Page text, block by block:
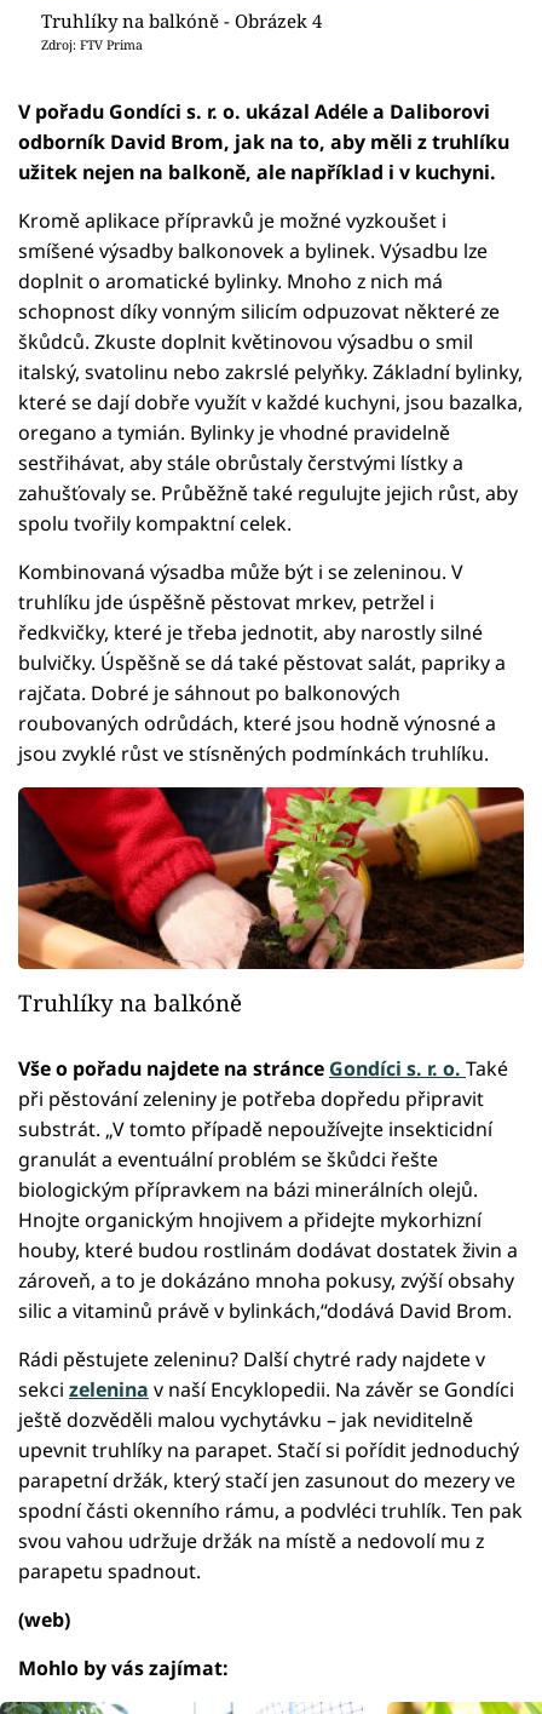
Truhlíky na balkóně - Obrázek 4
Zdroj: FTV Prima
V pořadu Gondíci s. r. o. ukázal Adéle a Daliborovi
odborník David Brom, jak na to, aby měli z truhlíku
užitek nejen na balkoně, ale například i v kuchyni.
Kromě aplikace přípravků je možné vyzkoušet i
smíšené výsadby balkonovek a bylinek. Výsadbu lze
doplnit o aromatické bylinky. Mnoho z nich má
schopnost díky vonným silicím odpuzovat některé ze
škůdců. Zkuste doplnit květinovou výsadbu o smil
italský, svatolinu nebo zakrslé pelyňky. Základní bylinky,
které se dají dobře využít v každé kuchyni, jsou bazalka,
oregano a tymián. Bylinky je vhodné pravidelně
sestřihávat, aby stále obrůstaly čerstvými lístky a
zahušťovaly se. Průběžně také regulujte jejich růst, aby
spolu tvořily kompaktní celek.
Kombinovaná výsadba může být i se zeleninou. V
truhlíku jde úspěšně pěstovat mrkev, petržel i
ředkvičky, které je třeba jednotit, aby narostly silné
bulvičky. Úspěšně se dá také pěstovat salát, papriky a
rajčata. Dobré je sáhnout po balkonových
roubovaných odrůdách, které jsou hodně výnosné a
jsou zvyklé růst ve stísněných podmínkách truhlíku.
Truhlíky na balkóně
Vše o pořadu najdete na stránce Gondíci s. r. o. Také
při pěstování zeleniny je potřeba dopředu připravit
substrát. „V tomto případě nepoužívejte insekticidní
granulát a eventuální problém se škůdci řešte
biologickým přípravkem na bázi minerálních olejů.
Hnojte organickým hnojivem a přidejte mykorhizní
houby, které budou rostlinám dodávat dostatek živin a
zároveň, a to je dokázáno mnoha pokusy, zvýší obsahy
silic a vitaminů právě v bylinkách,“dodává David Brom.
Rádi pěstujete zeleninu? Další chytré rady najdete v
sekci zelenina v naší Encyklopedii. Na závěr se Gondíci
ještě dozvěděli malou vychytávku – jak neviditelně
upevnit truhlíky na parapet. Stačí si pořídit jednoduchý
parapetní držák, který stačí jen zasunout do mezery ve
spodní části okenního rámu, a podvléci truhlík. Ten pak
svou vahou udržuje držák na místě a nedovolí mu z
parapetu spadnout.
(web)
Mohlo by vás zajímat: